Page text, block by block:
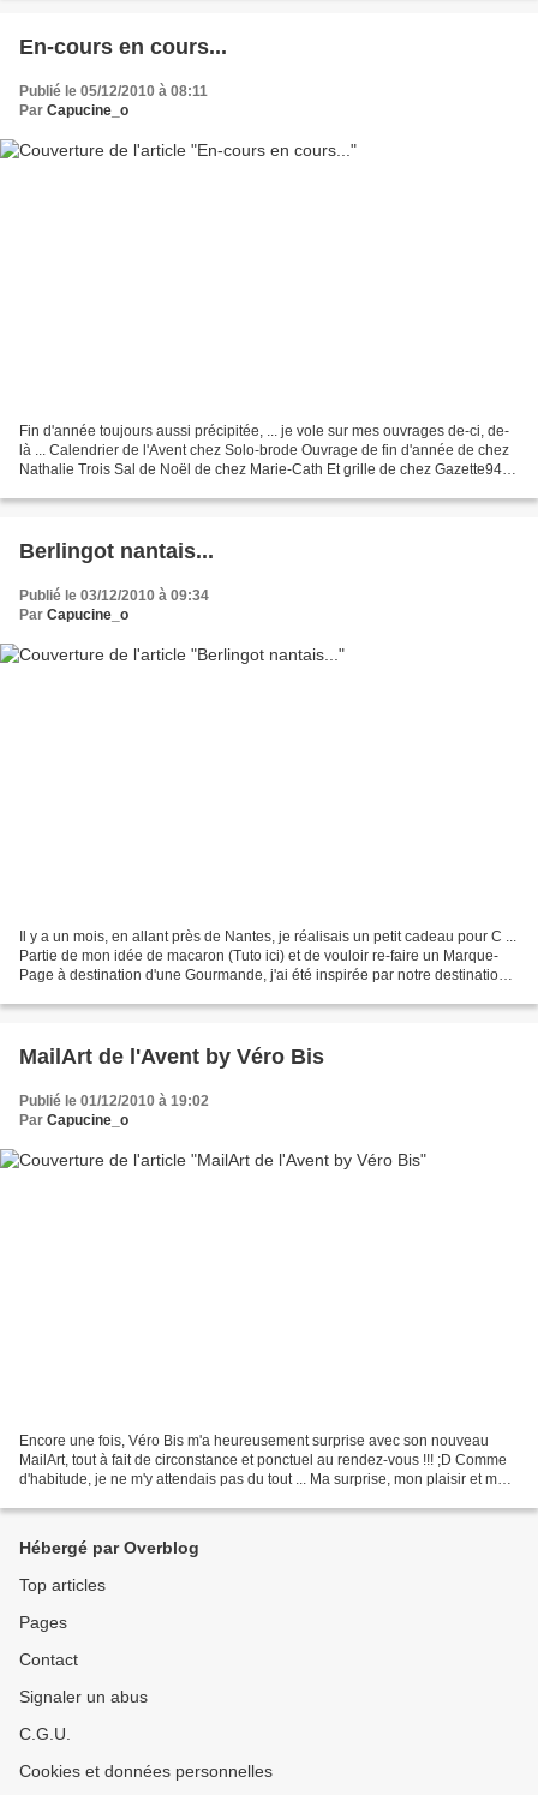
En-cours en cours...
Publié le 05/12/2010 à 08:11
Par Capucine_o
Fin d'année toujours aussi précipitée, ... je vole sur mes ouvrages de-ci, de-
là ... Calendrier de l'Avent chez Solo-brode Ouvrage de fin d'année de chez
Nathalie Trois Sal de Noël de chez Marie-Cath Et grille de chez Gazette94 et
Berlingot nantais...
Publié le 03/12/2010 à 09:34
Par Capucine_o
Il y a un mois, en allant près de Nantes, je réalisais un petit cadeau pour C ...
Partie de mon idée de macaron (Tuto ici) et de vouloir re-faire un Marque-
Page à destination d'une Gourmande, j'ai été inspirée par notre destination...
MailArt de l'Avent by Véro Bis
Publié le 01/12/2010 à 19:02
Par Capucine_o
Encore une fois, Véro Bis m'a heureusement surprise avec son nouveau
MailArt, tout à fait de circonstance et ponctuel au rendez-vous !!! ;D Comme
d'habitude, je ne m'y attendais pas du tout ... Ma surprise, mon plaisir et mon
Hébergé par Overblog
Top articles
Pages
Contact
Signaler un abus
C.G.U.
Cookies et données personnelles